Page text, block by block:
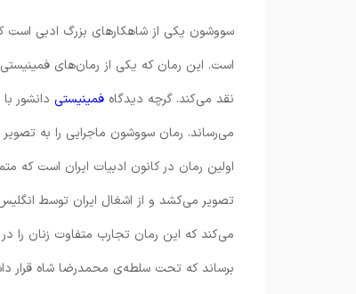
سووشون یکی از شاهکارهای بزرگ ادبی است
است. این رمان که یکی از رمان‌های
نقد می‌کند. گرچه دیدگاه فمینیستی دانشور
می‌رساند. رمان سووشون ماجرایی را به
اولین رمان در کانون ادبیات ایران است که
تصویر می‌کشد و از اشغال ایران توسط
می‌کند که این رمان تجارب متفاوت زنان را
برساند که تحت سلطه‌ی محمدرضا شاه قرار